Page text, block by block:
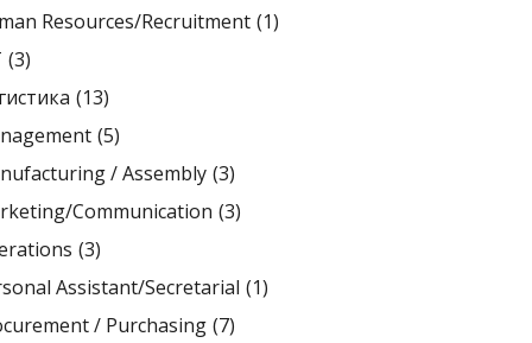
Resources/Recruitment (1)
(3)
(13)
(5)
/ Assembly (3)
Communication (3)
(3)
Assistant/Secretarial (1)
/ Purchasing (7)